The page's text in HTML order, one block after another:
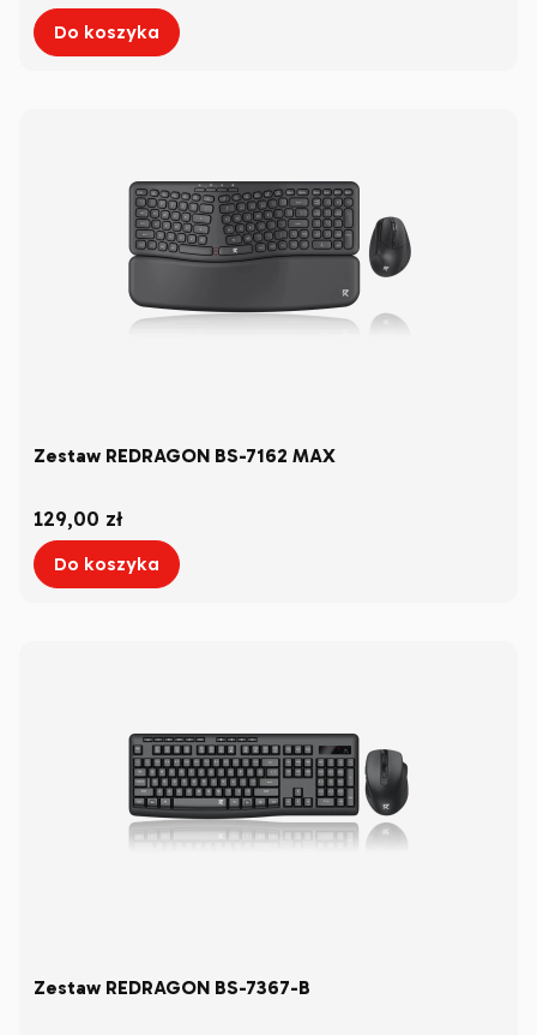
Do koszyka
Zestaw REDRAGON BS-7162 MAX
Cena
129,00 zł
Do koszyka
Zestaw REDRAGON BS-7367-B